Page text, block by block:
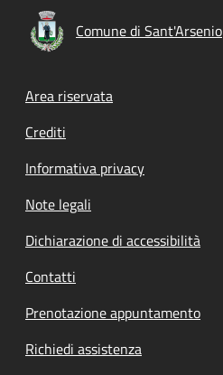
Comune di Sant'Arsenio
Footer menu
Area riservata
Crediti
Informativa privacy
Note legali
Dichiarazione di accessibilità
Contatti
Prenotazione appuntamento
Richiedi assistenza